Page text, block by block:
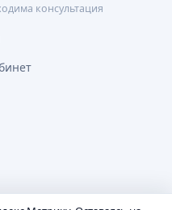
консультация